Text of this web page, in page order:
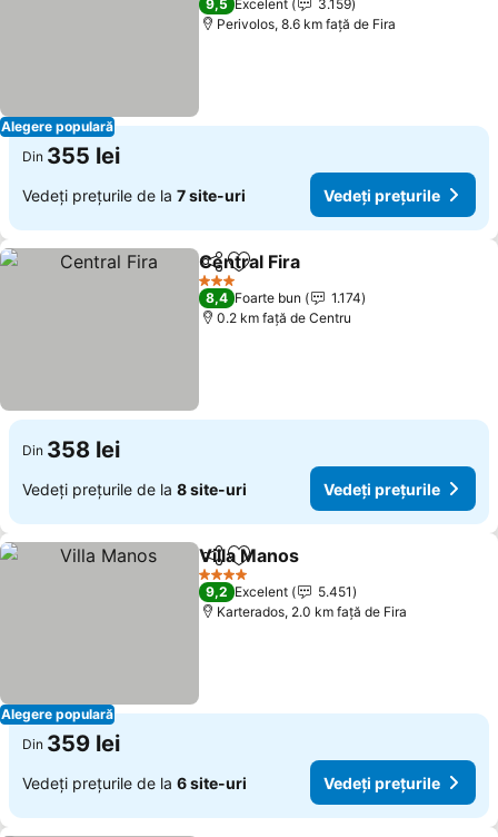
Alegere populară
9,5 Excelent
3.159
Perivolos, 8.6 km faţă de Fira
Din 355 lei
Vedeți prețurile de la 7 site-uri Vedeți prețurile
DistribuițiAdăugaţi la favorite
Central Fira
3 Stele
8,4 Foarte bun
1.174
0.2 km faţă de Centru
Din 358 lei
Vedeți prețurile de la 8 site-uri Vedeți prețurile
Alegere populară
DistribuițiAdăugaţi la favorite
Villa Manos
4 Stele
9,2 Excelent
5.451
Karterados, 2.0 km faţă de Fira
Din 359 lei
Vedeți prețurile de la 6 site-uri Vedeți prețurile